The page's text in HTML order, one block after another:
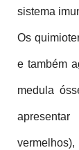
sistema
Os
e também
medula